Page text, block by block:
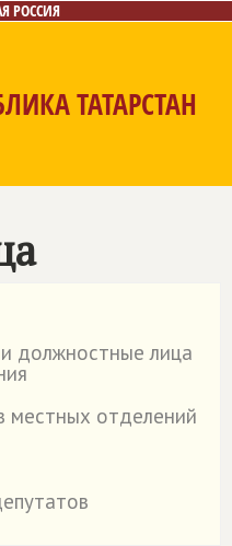
РОССИЯ
ТАТАРСТАН
должностные лица
местных отделений